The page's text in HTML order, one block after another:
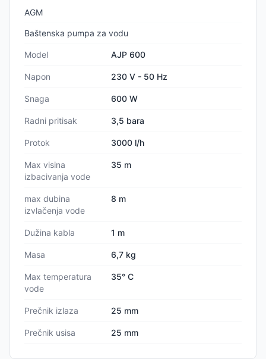
AGM
Baštenska pumpa za vodu
Model AJP 600
Napon 230 V - 50 Hz
Snaga 600 W
Radni pritisak 3,5 bara
Protok 3000 l/h
Max visina
izbacivanja vode
35 m
max dubina
izvlačenja vode
8 m
Dužina kabla 1 m
Masa 6,7 kg
Max temperatura
vode
35° C
Prečnik izlaza 25 mm
Prečnik usisa 25 mm